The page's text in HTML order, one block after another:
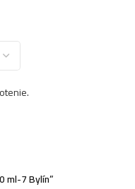
ml-7 Bylín”